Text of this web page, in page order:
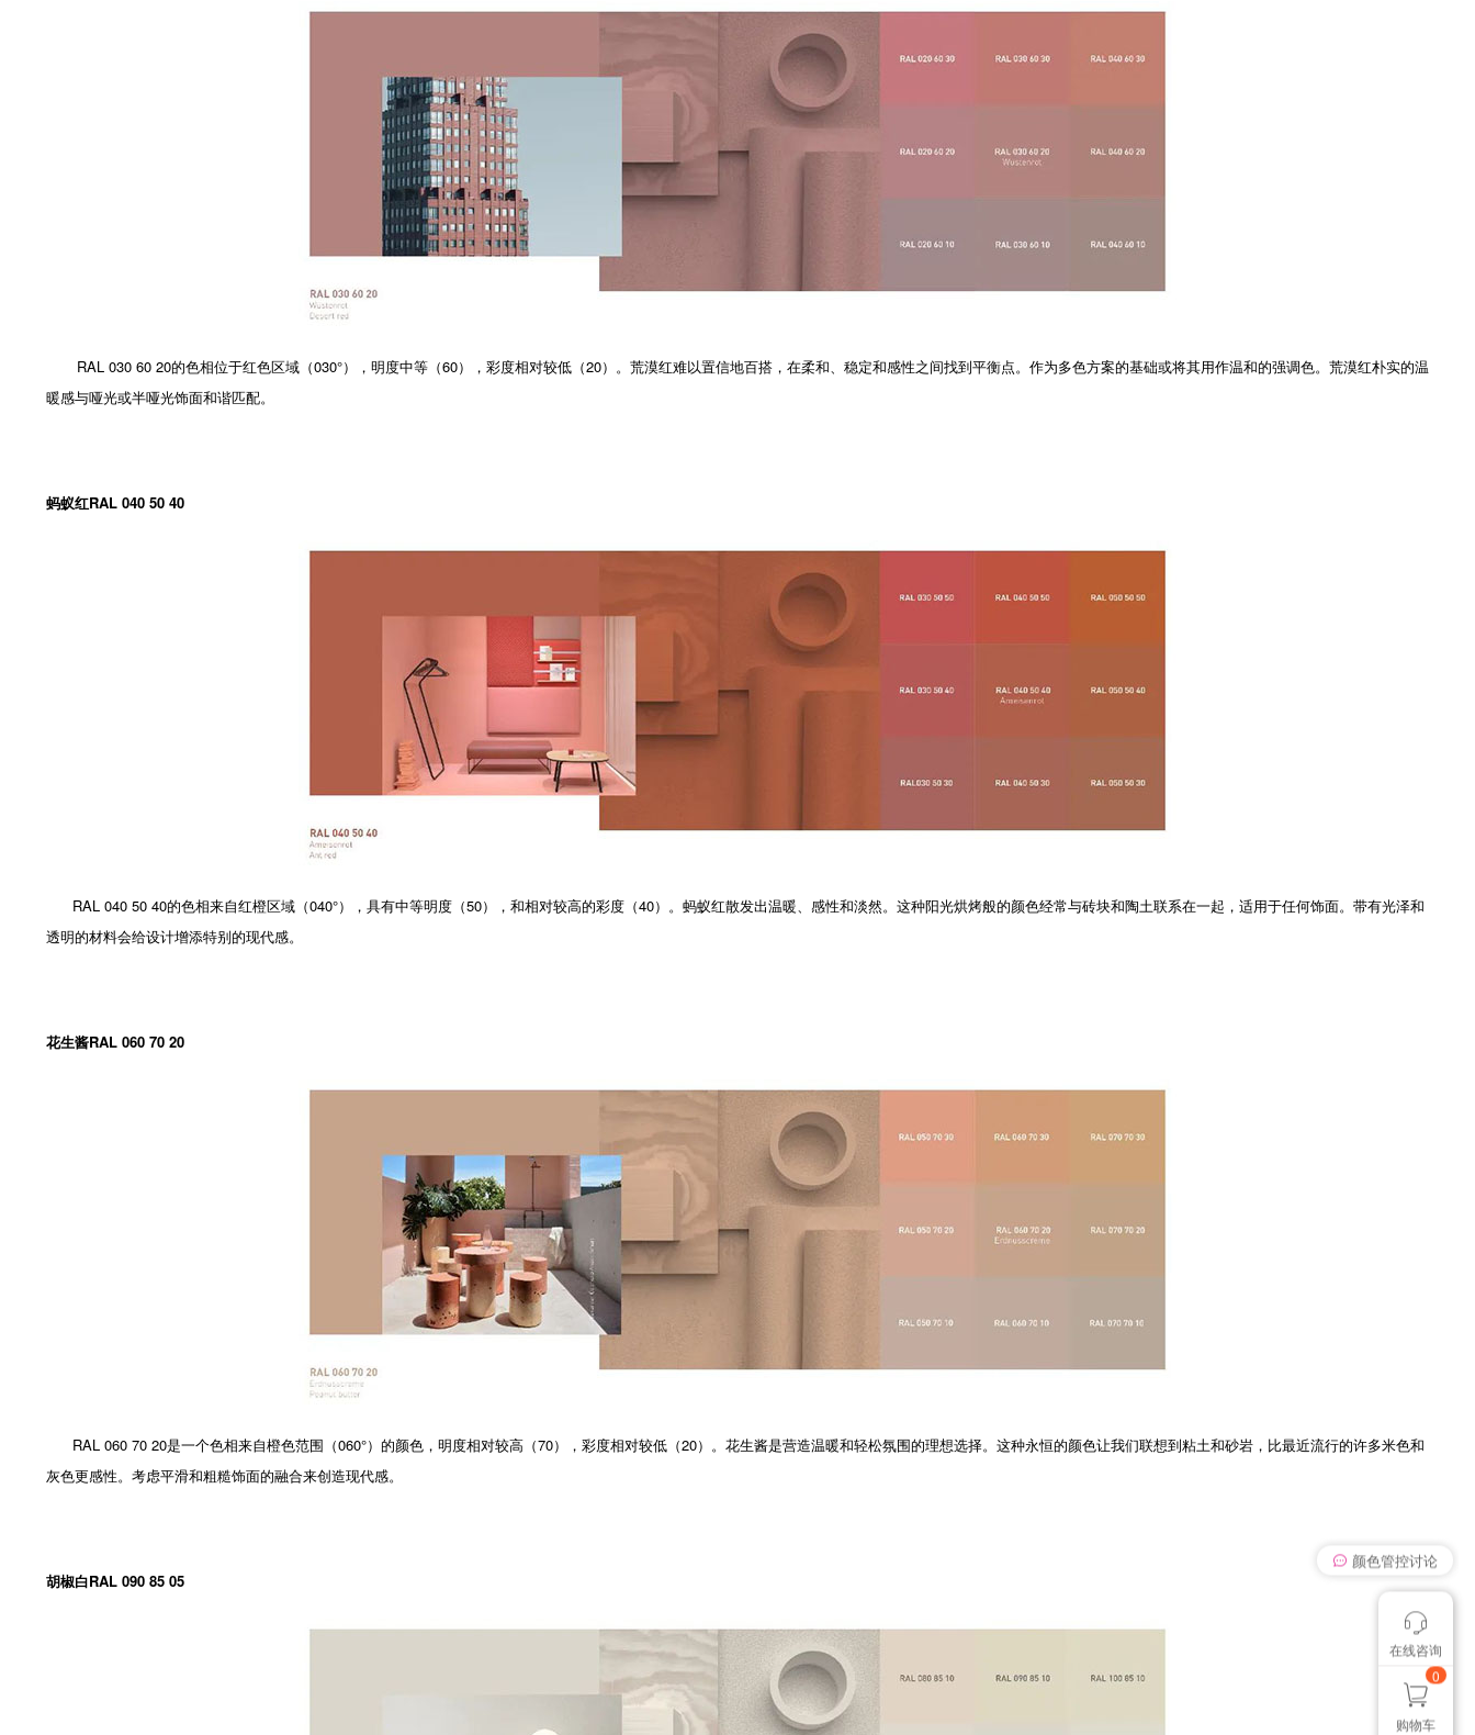
RAL 030 60 20的色相位于红色区域（030°），明度中等（60），彩度相对较低（20）。荒漠红难以置信地百搭，在柔和、稳定和感性之间找到平衡点。作为多色方案的基础或将其用作温和的强调色。荒漠红朴实的温
暖感与哑光或半哑光饰面和谐匹配。
蚂蚁红RAL 040 50 40
RAL 040 50 40的色相来自红橙区域（040°），具有中等明度（50），和相对较高的彩度（40）。蚂蚁红散发出温暖、感性和淡然。这种阳光烘烤般的颜色经常与砖块和陶土联系在一起，适用于任何饰面。带有光泽和
透明的材料会给设计增添特别的现代感。
花生酱RAL 060 70 20
RAL 060 70 20是一个色相来自橙色范围（060°）的颜色，明度相对较高（70），彩度相对较低（20）。花生酱是营造温暖和轻松氛围的理想选择。这种永恒的颜色让我们联想到粘土和砂岩，比最近流行的许多米色和
灰色更感性。考虑平滑和粗糙饰面的融合来创造现代感。
胡椒白RAL 090 85 05
我有个想法
想找个色卡
颜色管控讨论
在线咨询
0
购物车